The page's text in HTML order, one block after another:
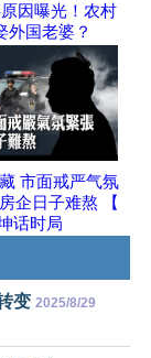
因曝光！农村
外国老婆？
市面戒严气氛
企日子难熬 【
话时局
变 2025/8/29